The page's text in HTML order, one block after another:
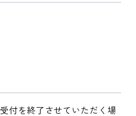
付を終了させていただく場